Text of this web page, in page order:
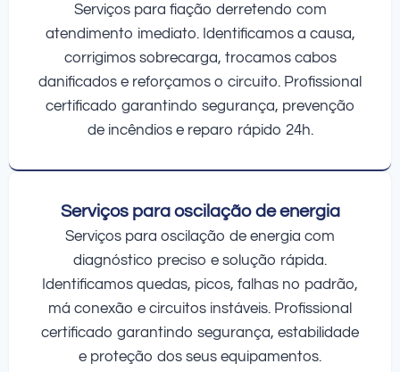
Serviços para fiação derretendo com
atendimento imediato. Identificamos a causa,
corrigimos sobrecarga, trocamos cabos
danificados e reforçamos o circuito. Profissional
certificado garantindo segurança, prevenção
de incêndios e reparo rápido 24h.
Serviços para oscilação de energia
Serviços para oscilação de energia com
diagnóstico preciso e solução rápida.
Identificamos quedas, picos, falhas no padrão,
má conexão e circuitos instáveis. Profissional
certificado garantindo segurança, estabilidade
e proteção dos seus equipamentos.